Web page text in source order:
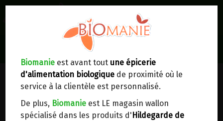
Biomanie est avant tout une épicerie
d'alimentation biologique de proximité où le
service à la clientèle est personnalisé.
De plus, Biomanie est LE magasin wallon
spécialisé dans les produits d' Hildegarde de
Lieux de réception/livraison
Livraison à votre domicile
Nous envoyons votre commande à votre
domicile enBelgique, France, Luxembourg,
Royaume-Uni, Suisse, Pays-Bas, Portugal,
Espagne. Pour d'autres pays, merci de nous